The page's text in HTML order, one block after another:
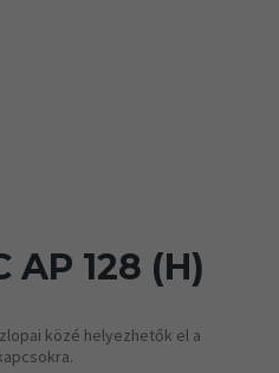
AP 128 (H)
közé helyezhetők el a